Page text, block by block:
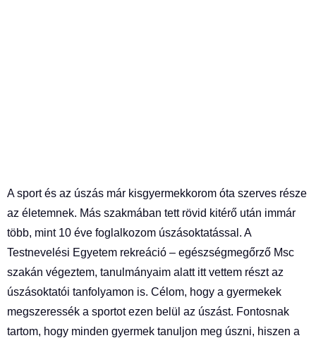
A sport és az úszás már kisgyermekkorom óta szerves része
az életemnek. Más szakmában tett rövid kitérő után immár
több, mint 10 éve foglalkozom úszásoktatással. A
Testnevelési Egyetem rekreáció – egészségmegőrző Msc
szakán végeztem, tanulmányaim alatt itt vettem részt az
úszásoktatói tanfolyamon is. Célom, hogy a gyermekek
megszeressék a sportot ezen belül az úszást. Fontosnak
tartom, hogy minden gyermek tanuljon meg úszni, hiszen a